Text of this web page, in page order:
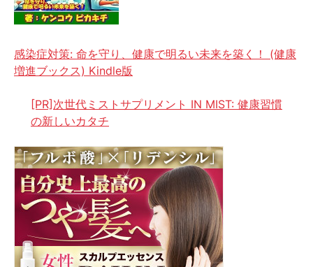
感染症対策: 命を守り、健康で明るい未来を築く！ (健康
増進ブックス) Kindle版
[PR]次世代ミストサプリメント IN MIST: 健康習慣
の新しいカタチ